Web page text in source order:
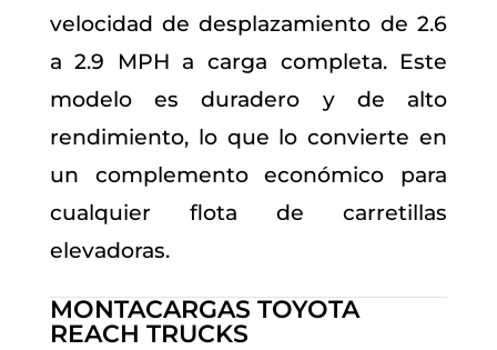
velocidad de desplazamiento de 2.6
a 2.9 MPH a carga completa. Este
modelo es duradero y de alto
rendimiento, lo que lo convierte en
un complemento económico para
cualquier flota de carretillas
elevadoras.
MONTACARGAS TOYOTA
REACH TRUCKS